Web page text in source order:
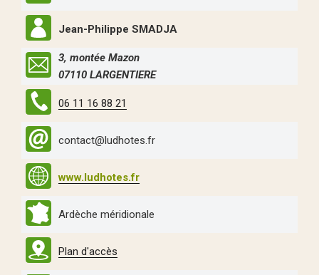
Jean-Philippe SMADJA
3, montée Mazon
07110 LARGENTIERE
06 11 16 88 21
contact@ludhotes.fr
www.ludhotes.fr
Ardèche méridionale
Plan d'accès